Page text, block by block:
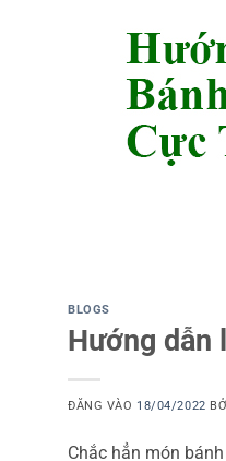
BLOGS
Hướng dẫn
ĐĂNG VÀO 18/04/2022
Chắc hẳn món